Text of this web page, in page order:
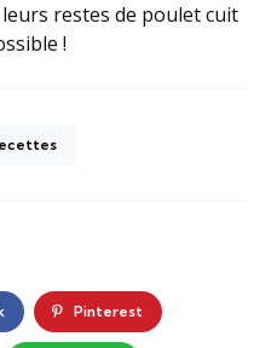
restes de poulet cuit
!
Pinterest